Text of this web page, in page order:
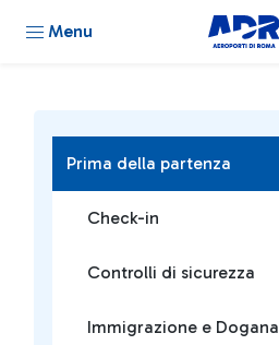
Menu
Prima della partenza
Check-in
Controlli di sicurezza
Immigrazione e Dogana